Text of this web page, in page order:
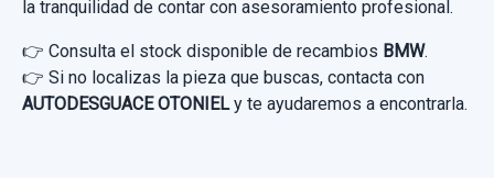
CERRADURA CAPOT 724254811
CERRADURA CAPOT 724254811 usado.
Garantía 1 año
Ref:866310 OEM:9226268
SOPORTE 7585167 65.682KM COMPRESOR
SOPORTE 7585167 65.682KM
COMPRESOR usado.
GUANTERA 51459211310 IZQUIERDA BAJO
VOLANTE
GUANTERA 51459211310 IZQUIERDA
la tranquilidad de contar con asesoramiento profesional.
👉 Consulta el stock disponible de recambios BMW.
👉 Si no localizas la pieza que buscas, contacta con
AUTODESGUACE OTONIELy te ayudaremos a encontrarla.